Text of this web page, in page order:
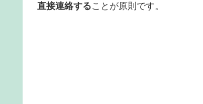
直接連絡することが原則です。